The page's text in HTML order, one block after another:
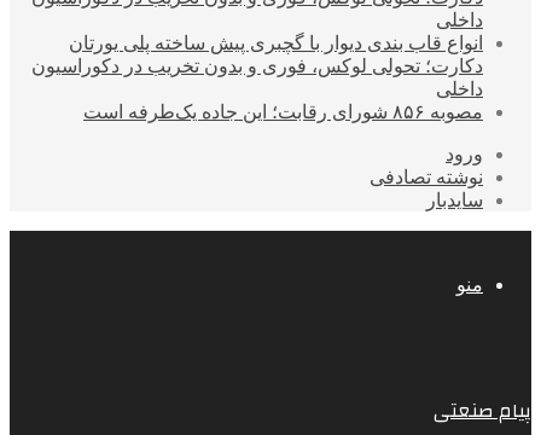
داخلی
انواع قاب بندی دیوار با گچبری پیش ساخته پلی یورتان
دکارت؛ تحولی لوکس، فوری و بدون تخریب در دکوراسیون
داخلی
مصوبه ۸۵۶ شورای رقابت؛ این جاده یک‌طرفه است
ورود
نوشته تصادفی
سایدبار
منو
پیام صنعتی